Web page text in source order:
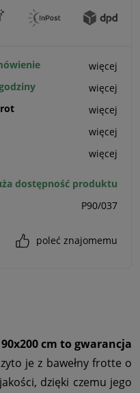
więcej
więcej
więcej
więcej
więcej
dostępność produktu
P90/037
poleć znajomemu
cm to gwarancja
je z bawełny frotte o
dzięki czemu jego